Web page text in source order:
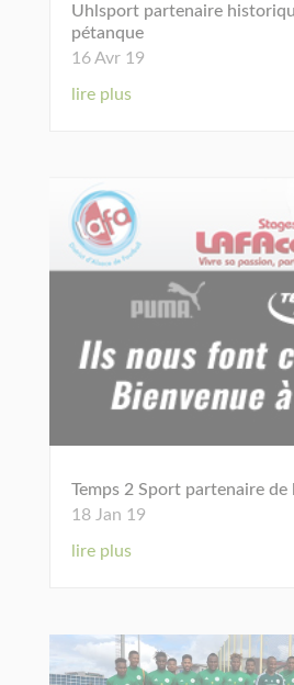
Uhlsport partenaire
pétanque
16 Avr 19
lire plus
Temps 2 Sport partenaire de
18 Jan 19
lire plus